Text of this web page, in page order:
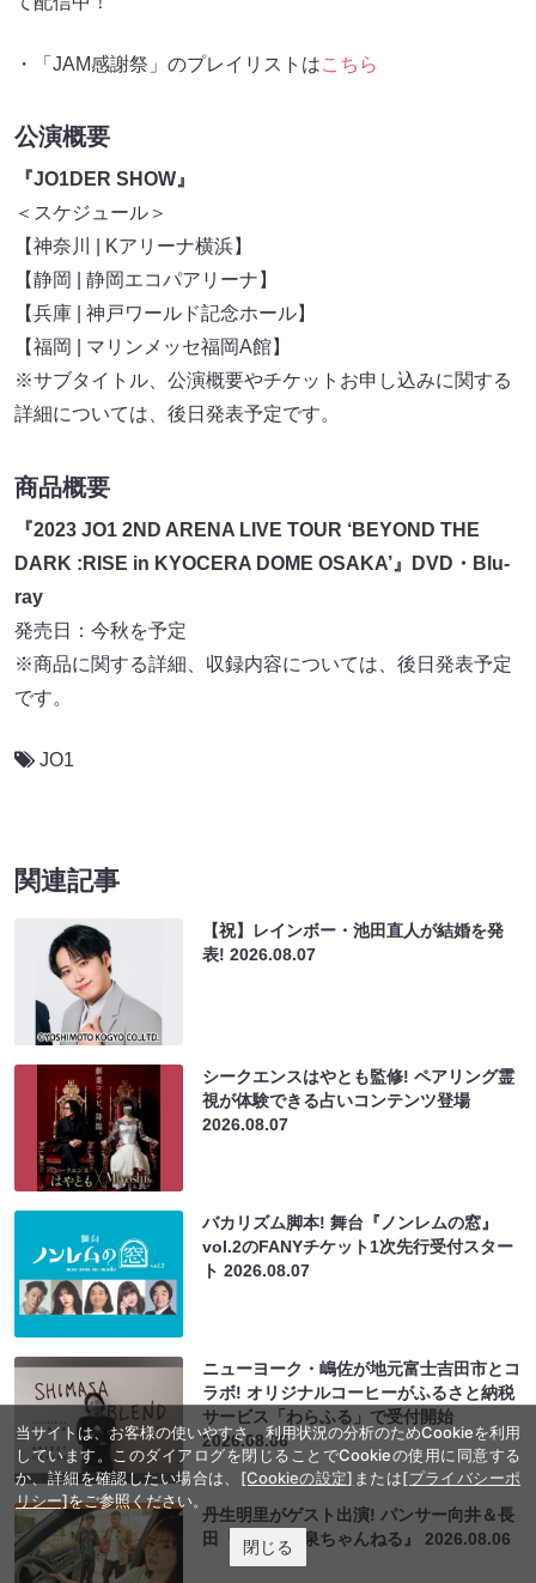
・「JAM感謝祭」のプレイリストはこちら
公演概要
『JO1DER SHOW』
＜スケジュール＞
【神奈川 | Kアリーナ横浜】
【静岡 | 静岡エコパアリーナ】
【兵庫 | 神戸ワールド記念ホール】
【福岡 | マリンメッセ福岡A館】
※サブタイトル、公演概要やチケットお申し込みに関する
詳細については、後日発表予定です。
商品概要
『2023 JO1 2ND ARENA LIVE TOUR ‘BEYOND THE
DARK :RISE in KYOCERA DOME OSAKA’』DVD・Blu-
ray
発売日：今秋を予定
※商品に関する詳細、収録内容については、後日発表予定
です。
JO1
関連記事
【祝】レインボー・池田直人が結婚を発
表!2026.08.07
シークエンスはやとも監修! ペアリング霊
視が体験できる占いコンテンツ登場
2026.08.07
バカリズム脚本! 舞台『ノンレムの窓』
vol.2のFANYチケット1次先行受付スター
ト2026.08.07
ニューヨーク・嶋佐が地元富士吉田市とコ
ラボ! オリジナルコーヒーがふるさと納税
サービス「わらふる」で受付開始
2026.08.06
丹生明里がゲスト出演! パンサー向井＆長
田『くるま温泉ちゃんねる』2026.08.06
当サイトは、お客様の使いやすさ、利用状況の分析のためCookieを利用
しています。このダイアログを閉じることでCookieの使用に同意する
か、詳細を確認したい場合は、 [Cookieの設定] または[プライバシーポ
リシー]をご参照ください。
閉じる